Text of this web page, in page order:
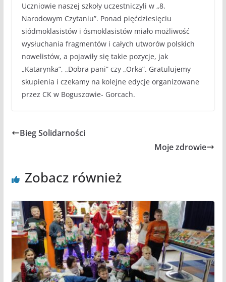
Uczniowie naszej szkoły uczestniczyli w „8.
Narodowym Czytaniu”. Ponad pięćdziesięciu
siódmoklasistów i ósmoklasistów miało możliwość
wysłuchania fragmentów i całych utworów polskich
nowelistów, a pojawiły się takie pozycje, jak
„Katarynka”, „Dobra pani” czy „Orka”. Gratulujemy
skupienia i czekamy na kolejne edycje organizowane
przez CK w Boguszowie- Gorcach.
Bieg Solidarności
Moje zdrowie
Zobacz również